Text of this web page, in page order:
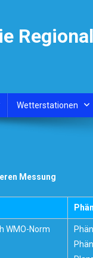
Wetterstationen
Messung
WMO-Norm